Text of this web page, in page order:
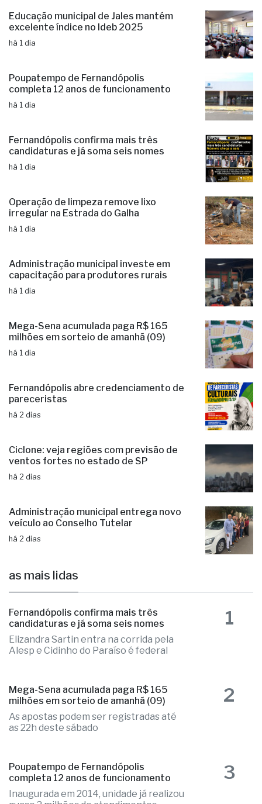
Educação municipal de Jales mantém
excelente índice no Ideb 2025
há 1 dia
Poupatempo de Fernandópolis
completa 12 anos de funcionamento
há 1 dia
Fernandópolis confirma mais três
candidaturas e já soma seis nomes
há 1 dia
Operação de limpeza remove lixo
irregular na Estrada do Galha
há 1 dia
Administração municipal investe em
capacitação para produtores rurais
há 1 dia
Mega-Sena acumulada paga R$ 165
milhões em sorteio de amanhã (09)
há 1 dia
Fernandópolis abre credenciamento de
pareceristas
há 2 dias
Ciclone: veja regiões com previsão de
ventos fortes no estado de SP
há 2 dias
Administração municipal entrega novo
veículo ao Conselho Tutelar
há 2 dias
as mais lidas
Fernandópolis confirma mais três
candidaturas e já soma seis nomes
Elizandra Sartin entra na corrida pela
Alesp e Cidinho do Paraíso é federal
1
Mega-Sena acumulada paga R$ 165
milhões em sorteio de amanhã (09)
As apostas podem ser registradas até
as 22h deste sábado
2
Poupatempo de Fernandópolis
completa 12 anos de funcionamento
Inaugurada em 2014, unidade já realizou
3